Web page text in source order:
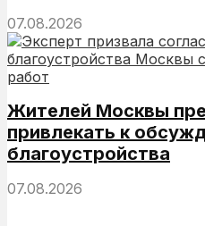
07.08.2026
Жителей Москвы
привлекать к
благоустройства
07.08.2026